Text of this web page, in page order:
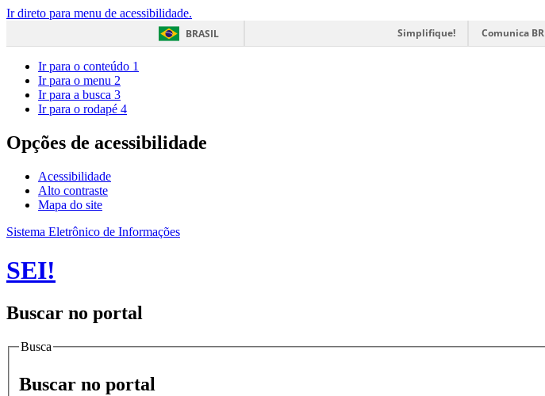
Ir direto para menu de acessibilidade.
BRASIL
Simplifique! Comunica BR
Ir para o conteúdo 1
Ir para o menu 2
Ir para a busca 3
Ir para o rodapé 4
Opções de acessibilidade
Acessibilidade
Alto contraste
Mapa do site
Sistema Eletrônico de Informações
SEI!
Buscar no portal
Busca
Buscar no portal